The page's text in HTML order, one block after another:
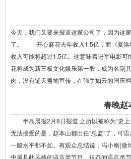
今天，我们又要来报道这家公司了，因为这
了。 开心麻花去年收入1.5亿，而《夏洛
收入可能将超过1.5亿。这意味着进军电
花将成为新三板文化娱乐第一股，成为名
肉，没有铺天盖地宣传，在强手如云的国庆
春晚赵
半岛晨报2月8日报道 之所以被称为“史上
无法接受的是，赵本山都出任“总监”了，可
一般水平都不如。有观众总结说，冯小刚(
中最具此风格的语言类节目，仅存的语